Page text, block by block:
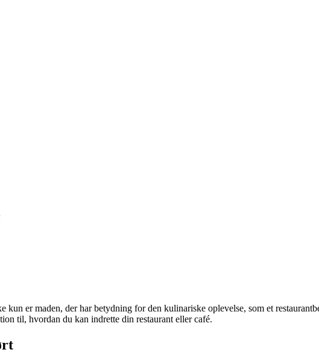
kun er maden, der har betydning for den kulinariske oplevelse, som et
til, hvordan du kan indrette din restaurant eller café.